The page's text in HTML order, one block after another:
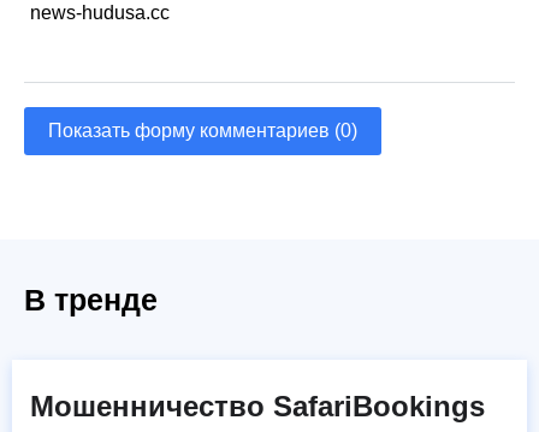
news-hudusa.cc
Показать форму комментариев (0)
В тренде
Мошенничество SafariBookings